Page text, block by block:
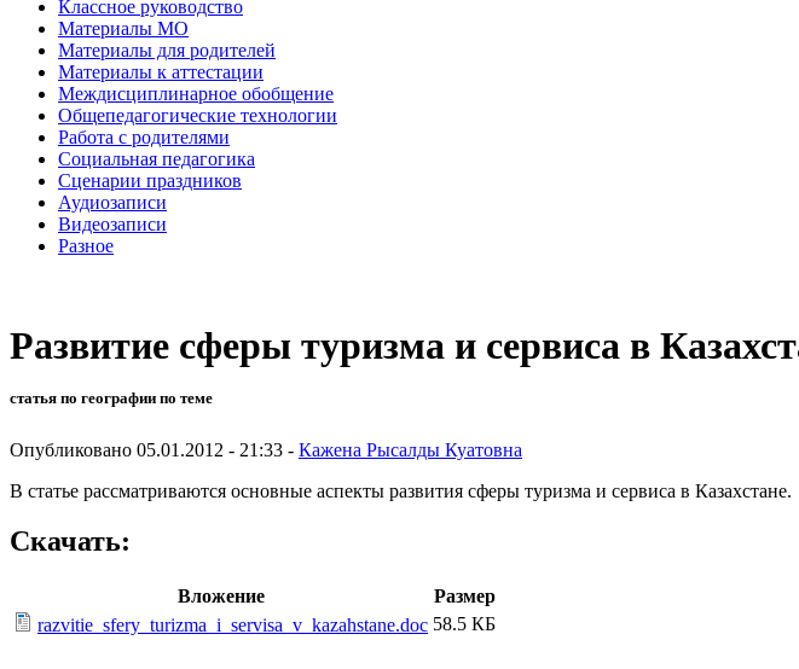
Классное руководство
Материалы МО
Материалы для родителей
Материалы к аттестации
Междисциплинарное обобщение
Общепедагогические технологии
Работа с родителями
Социальная педагогика
Сценарии праздников
Аудиозаписи
Видеозаписи
Разное
Развитие сферы туризма и сервиса в
статья по географии по теме
Опубликовано 05.01.2012 - 21:33 - Кажена Рысалды Куатовна
В статье рассматриваются основные аспекты развития сферы туризма и сервиса в
Скачать:
Вложение
Размер
razvitie_sfery_turizma_i_servisa_v_kazahstane.doc 58.5 КБ